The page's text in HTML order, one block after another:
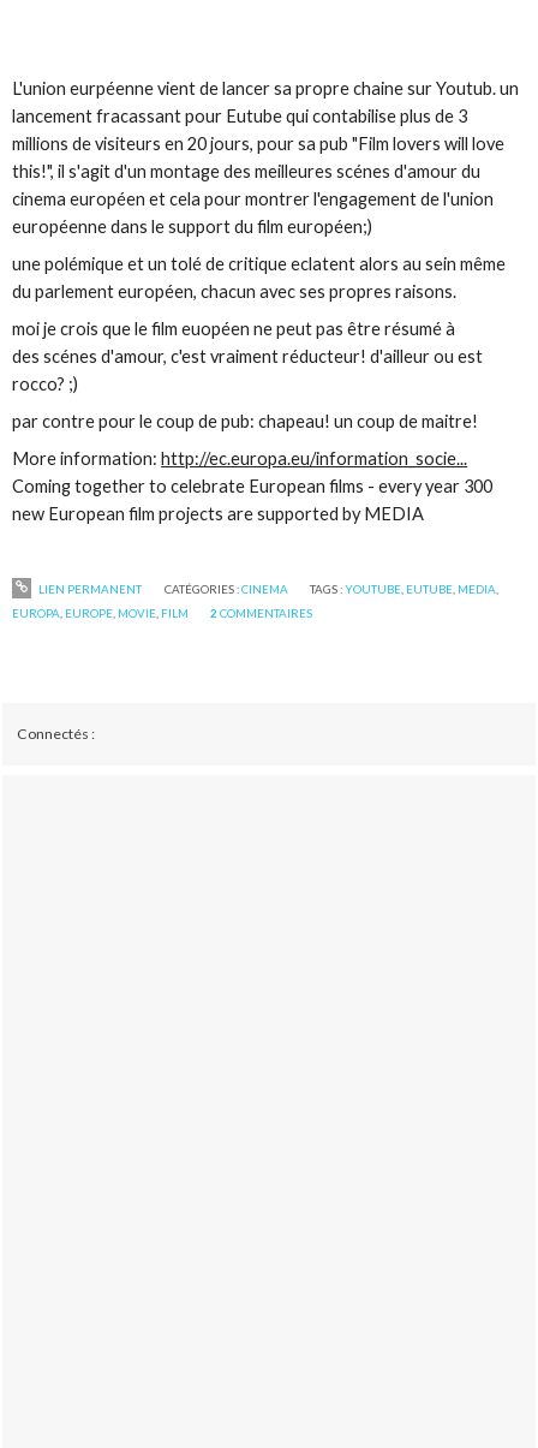
L'union eurpéenne vient de lancer sa propre chaine sur Youtub. un
lancement fracassant pour Eutube qui contabilise plus de 3
millions de visiteurs en 20 jours, pour sa pub "Film lovers will love
this!", il s'agit d'un montage des meilleures scénes d'amour du
cinema européen et cela pour montrer l'engagement de l'union
européenne dans le support du film européen;)
une polémique et un tolé de critique eclatent alors au sein même
du parlement européen, chacun avec ses propres raisons.
moi je crois que le film euopéen ne peut pas être résumé à
des scénes d'amour, c'est vraiment réducteur! d'ailleur ou est
rocco? ;)
par contre pour le coup de pub: chapeau! un coup de maitre!
More information:http://ec.europa.eu/information_socie...
Coming together to celebrate European films - every year 300
new European film projects are supported by MEDIA
LIEN PERMANENT CATÉGORIES :CINEMA TAGS :YOUTUBE, EUTUBE, MEDIA
EUROPA EUROPE MOVIE FILM 2 COMMENTAIRES
Connectés :